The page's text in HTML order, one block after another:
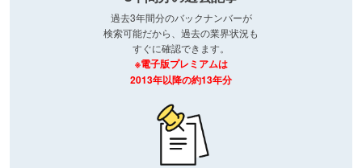
過去3年間分のバックナンバーが
検索可能だから、過去の業界状況も
すぐに確認できます。
※電子版プレミアムは
2013年以降の約13年分